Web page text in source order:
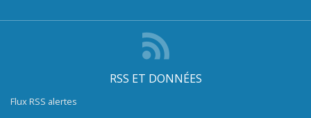
RSS ET DONNÉES
Flux RSS alertes